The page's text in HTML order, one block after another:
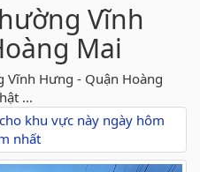
Vĩnh
Mai
Vĩnh Hưng - Quận Hoàng
...
khu vực này ngày hôm
nhất